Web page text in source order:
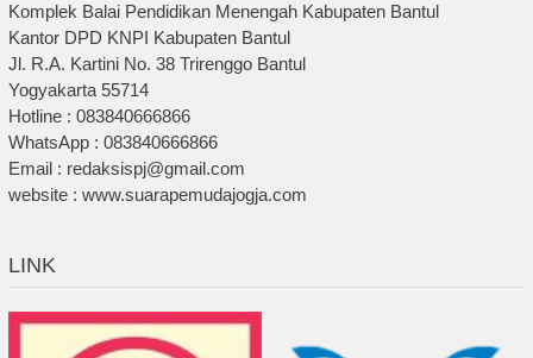
Komplek Balai Pendidikan Menengah Kabupaten Bantul
Kantor DPD KNPI Kabupaten Bantul
Jl. R.A. Kartini No. 38 Trirenggo Bantul
Yogyakarta 55714
Hotline : 083840666866
WhatsApp : 083840666866
Email : redaksispj@gmail.com
website : www.suarapemudajogja.com
LINK